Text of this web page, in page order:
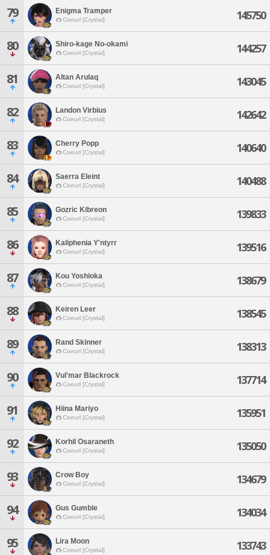
79 Enigma Tramper
Coeurl [Crystal] 145750
80 Shiro-kage No-okami
Coeurl [Crystal] 144257
81 Altan Arulaq
Coeurl [Crystal] 143045
82 Landon Virbius
Coeurl [Crystal] 142642
83 Cherry Popp
Coeurl [Crystal] 140640
84 Saerra Eleint
Coeurl [Crystal] 140488
85 Gozric Kibreon
Coeurl [Crystal] 139833
86 Kaliphenia Y'ntyrr
Coeurl [Crystal] 139516
87 Kou Yoshioka
Coeurl [Crystal] 138679
88 Keiren Leer
Coeurl [Crystal] 138545
89 Rand Skinner
Coeurl [Crystal] 138313
90 Vul'mar Blackrock
Coeurl [Crystal] 137714
91 Hiina Mariyo
Coeurl [Crystal] 135951
92 Korhil Osaraneth
Coeurl [Crystal] 135050
93 Crow Boy
Coeurl [Crystal] 134679
94 Gus Gumble
Coeurl [Crystal] 134034
95 Lira Moon
Coeurl [Crystal] 133743